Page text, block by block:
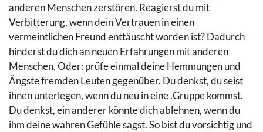
anderen Menschen zerstören. Reagierst du mit
Verbitterung, wenn dein Vertrauen in einen
vermeintlichen Freund enttäuscht worden ist? Dadurch
hinderst du dich an neuen Erfahrungen mit anderen
Menschen. Oder: prüfe einmal deine Hemmungen und
Ängste fremden Leuten gegenüber. Du denkst, du seist
ihnen unterlegen, wenn du neu in eine .Gruppe kommst.
Du denkst, ein anderer könnte dich ablehnen, wenn du
ihm deine wahren Gefühle sagst. So bist du vorsichtig und